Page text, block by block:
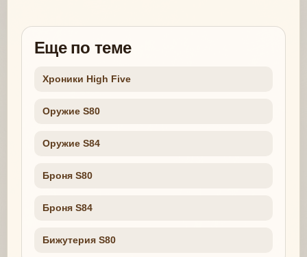
Еще по теме
Хроники High Five
Оружие S80
Оружие S84
Броня S80
Броня S84
Бижутерия S80